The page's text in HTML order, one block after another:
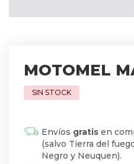
MOTOMEL
Envíos gratis en
(salvo Tierra del
Negro y Neuquen).